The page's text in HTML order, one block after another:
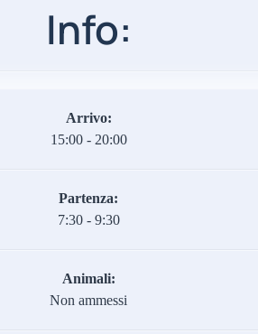
Info:
Arrivo:
15:00 - 20:00
Partenza:
7:30 - 9:30
Animali:
Non ammessi